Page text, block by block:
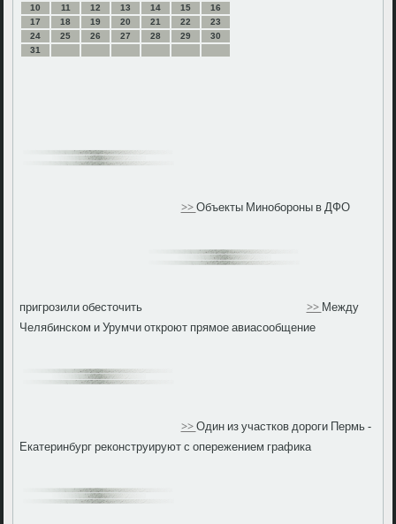
10
11 12 13 14 15
16
17
18 19 20 21 22
23
24
25 26 27 28 29
30
31
>>Объекты Минобороны в ДФО
пригрозили обесточить >>Между
Челябинском и Урумчи откроют прямое авиасообщение
>>Один из участков дороги Пермь -
Екатеринбург реконструируют с опережением графика